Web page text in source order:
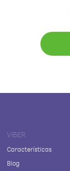
VIBER
Características
Blog